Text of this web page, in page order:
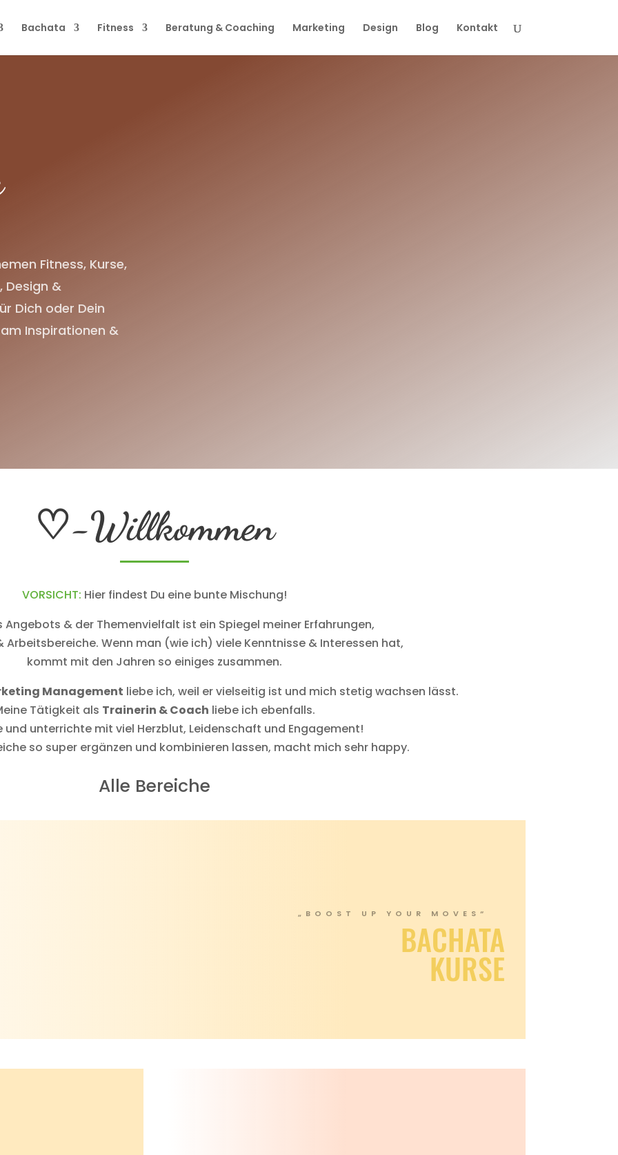
Bachata Fitness Beratung & Coaching Marketing Design Blog Kontakt
Fitness, Kurse,
Design &
Dich oder Dein
Inspirationen &
♡-Willkommen
VORSICHT: Hier findest Du eine bunte Mischung!
Angebots & der Themenvielfalt ist ein Spiegel meiner Erfahrungen,
Arbeitsbereiche. Wenn man (wie ich) viele Kenntnisse & Interessen hat,
kommt mit den Jahren so einiges zusammen.
Management liebe ich, weil er vielseitig ist und mich stetig wachsen lässt.
Tätigkeit als Trainerin & Coach liebe ich ebenfalls.
und unterrichte mit viel Herzblut, Leidenschaft und Engagement!
so super ergänzen und kombinieren lassen, macht mich sehr happy.
Alle Bereiche
„BOOST UP YOUR MOVES“
BACHATA
KURSE